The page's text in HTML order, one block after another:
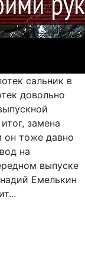
сальник в
довольно
замена
он тоже давно
на
выпуске
Емелькин